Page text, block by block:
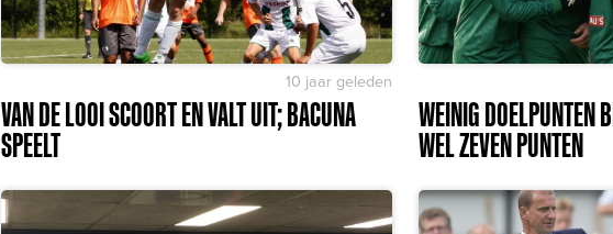
10 jaar geleden
VAN DE LOOI SCOORT EN VALT UIT; BACUNA
SPEELT
WEINIG DOELPUNTEN
WEL ZEVEN PUNTEN